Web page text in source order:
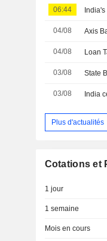
06:44
04/08
04/08
03/08
03/08 India
Plus d'actualités
Cotations et
1 jour
1 semaine
Mois en cours